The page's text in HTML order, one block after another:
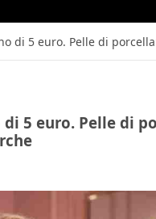
di 5 euro. Pelle di
5 euro. Pelle di